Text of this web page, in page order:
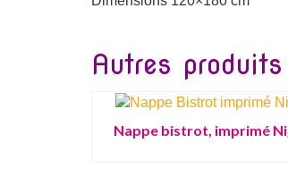
Autres
Nappe bistrot, imprimé